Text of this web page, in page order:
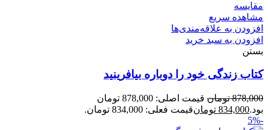
مقایسه
مشاهده سریع
افزودن به علاقه‌مندی‌ها
افزودن به سبد خرید
بستن
کتاب زندگی خود را دوباره بیافرینید
878,000 تومان
قیمت اصلی: 878,000 تومان
بود.834,000 تومانقیمت فعلی: 834,000 تومان.
-5%